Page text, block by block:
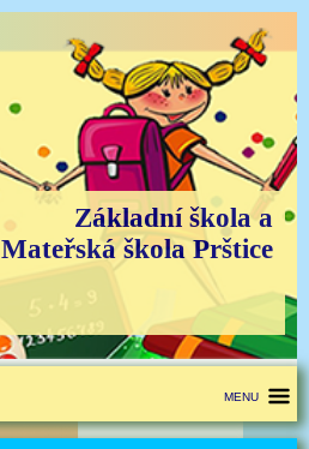
Základní škola a
Mateřská škola Prštice
MENU